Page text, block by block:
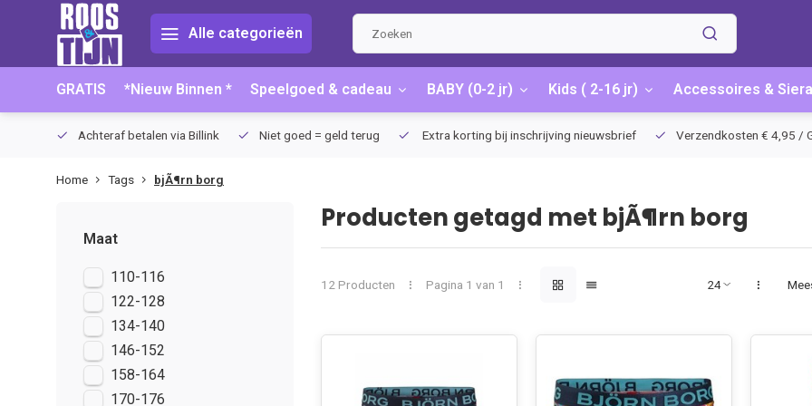
Alle categorieën
GRATIS *Nieuw Binnen * Speelgoed & cadeau BABY (0-2 jr) Kids ( 2-16 jr) Accessoires &
Achteraf betalen via Billink Niet goed = geld terug Extra korting bij inschrijving nieuwsbrief Verzendkosten € 4,95 /
Home Tags bjÃ¶rn borg
Maat
110-116
122-128
134-140
146-152
158-164
170-176
Producten getagd met bjÃ¶rn borg
12 Producten Pagina 1 van 1